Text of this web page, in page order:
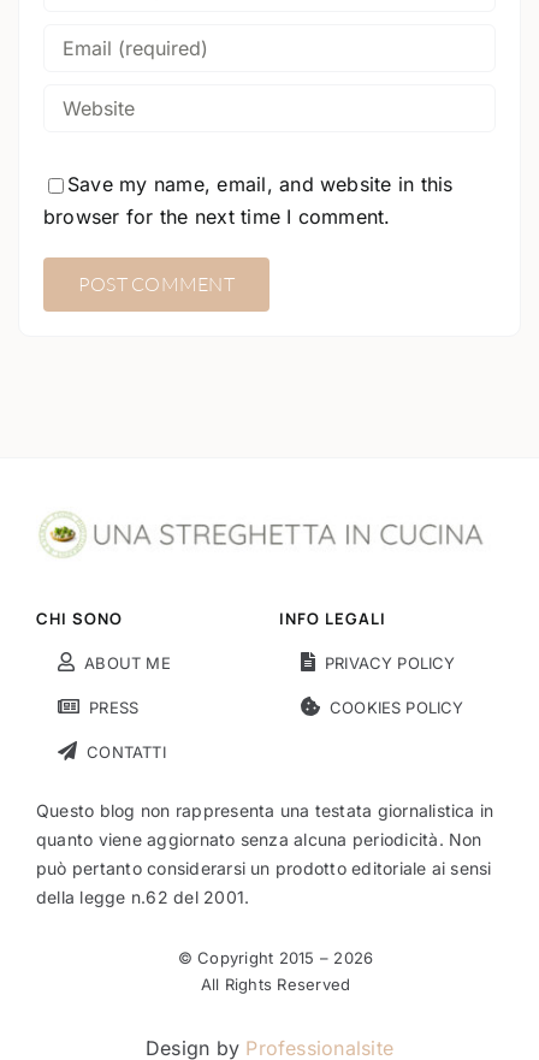
Save my name, email, and website in this
browser for the next time I comment.
CHI SONO
ABOUT ME
PRESS
CONTATTI
INFO LEGALI
PRIVACY POLICY
COOKIES POLICY
Questo blog non rappresenta una testata giornalistica in
quanto viene aggiornato senza alcuna periodicità. Non
può pertanto considerarsi un prodotto editoriale ai sensi
della legge n.62 del 2001.
© Copyright 2015 – 2026
All Rights Reserved
Design by Professionalsite